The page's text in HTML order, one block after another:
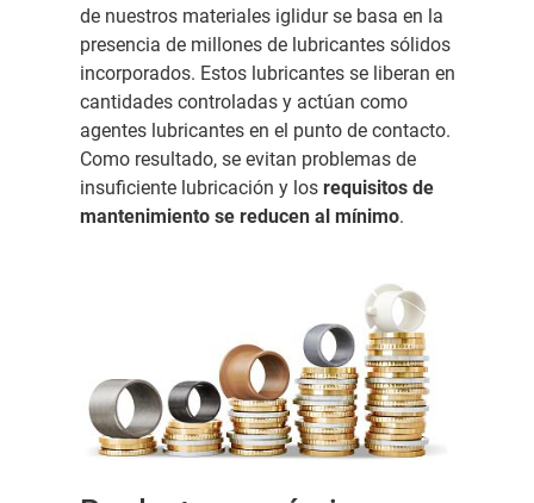
de nuestros materiales iglidur se basa en la
presencia de millones de lubricantes sólidos
incorporados. Estos lubricantes se liberan en
cantidades controladas y actúan como
agentes lubricantes en el punto de contacto.
Como resultado, se evitan problemas de
insuficiente lubricación y los requisitos de
mantenimiento se reducen al mínimo.